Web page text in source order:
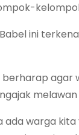
ini
berharap
ada warga